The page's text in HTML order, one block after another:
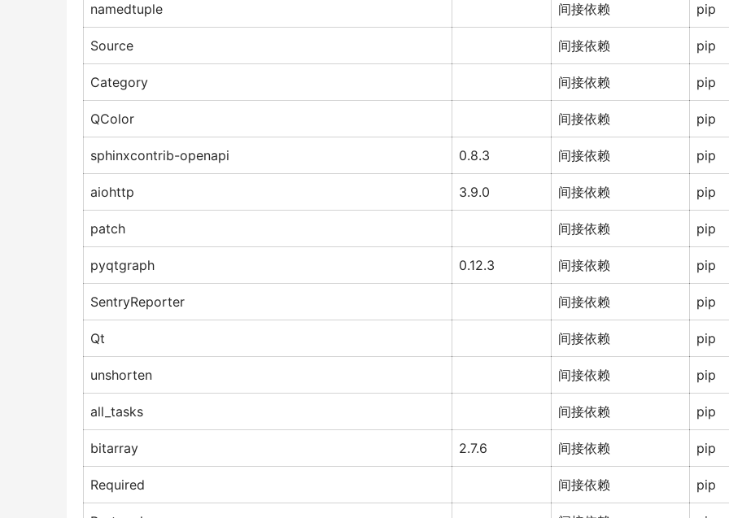
namedtuple 间接依赖 pip
Source 间接依赖 pip
Category 间接依赖 pip
QColor 间接依赖 pip
sphinxcontrib-openapi 0.8.3 间接依赖 pip
aiohttp 3.9.0 间接依赖 pip
patch 间接依赖 pip
pyqtgraph 0.12.3 间接依赖 pip
SentryReporter 间接依赖 pip
Qt 间接依赖 pip
unshorten 间接依赖 pip
all_tasks 间接依赖 pip
bitarray 2.7.6 间接依赖 pip
Required 间接依赖 pip